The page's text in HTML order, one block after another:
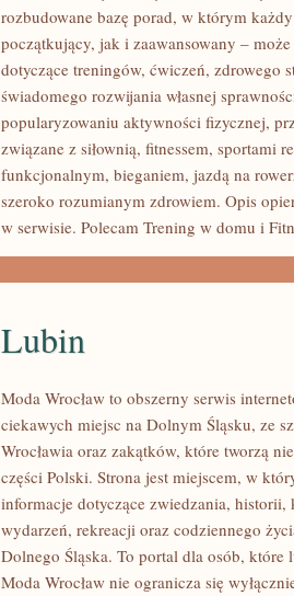
rozbudowane bazę porad, w którym
początkujący, jak i zaawansowany –
dotyczące treningów, ćwiczeń, zdrowego
świadomego rozwijania własnej
popularyzowaniu aktywności fizycznej,
związane z siłownią, fitnessem, sportami
funkcjonalnym, bieganiem, jazdą na
szeroko rozumianym zdrowiem. Opis
w serwisie. Polecam Trening w domu i
Lubin
Moda Wrocław to obszerny serwis
ciekawych miejsc na Dolnym Śląsku, ze
Wrocławia oraz zakątków, które tworzą
części Polski. Strona jest miejscem, w
informacje dotyczące zwiedzania,
wydarzeń, rekreacji oraz codziennego
Dolnego Śląska. To portal dla osób,
Moda Wrocław nie ogranicza się